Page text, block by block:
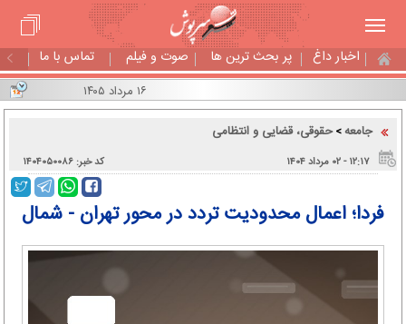
اخبار داغ پر بحث ترین ها صوت و فیلم تماس با ما
جامعه>حقوقی، قضایی و انتظامی
۱۲:۱۷ - ۰۲ مرداد ۱۴۰۴ کد خبر: ۱۴۰۴۰۵۰۰۸۶
فردا؛ اعمال محدودیت تردد در محور تهران - شمال